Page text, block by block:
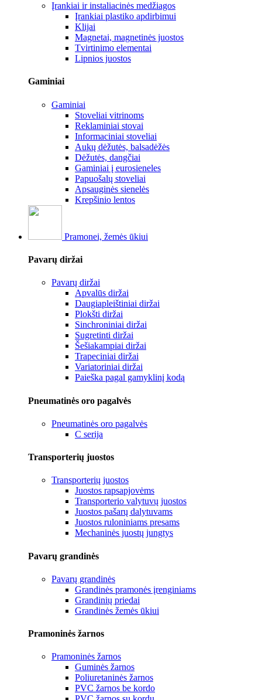
Įrankiai ir instaliacinės medžiagos
Įrankiai plastiko apdirbimui
Klijai
Magnetai, magnetinės juostos
Tvirtinimo elementai
Lipnios juostos
Gaminiai
Gaminiai
Stoveliai vitrinoms
Reklaminiai stovai
Informaciniai stoveliai
Aukų dėžutės, balsadėžės
Dėžutės, dangčiai
Gaminiai į eurosieneles
Papuošalų stoveliai
Apsauginės sienelės
Krepšinio lentos
Pramonei, žemės ūkiui
Pavarų diržai
Pavarų diržai
Apvalūs diržai
Daugiapleištiniai diržai
Plokšti diržai
Sinchroniniai diržai
Sugretinti diržai
Šešiakampiai diržai
Trapeciniai diržai
Variatoriniai diržai
Paieška pagal gamyklinį kodą
Pneumatinės oro pagalvės
Pneumatinės oro pagalvės
C serija
Transporterių juostos
Transporterių juostos
Juostos rapsapjovėms
Transporterio valytuvų juostos
Juostos pašarų dalytuvams
Juostos ruloniniams presams
Mechaninės juostų jungtys
Pavarų grandinės
Pavarų grandinės
Grandinės pramonės įrenginiams
Grandinių priedai
Grandinės žemės ūkiui
Pramoninės žarnos
Pramoninės žarnos
Guminės žarnos
Poliuretaninės žarnos
PVC žarnos be kordo